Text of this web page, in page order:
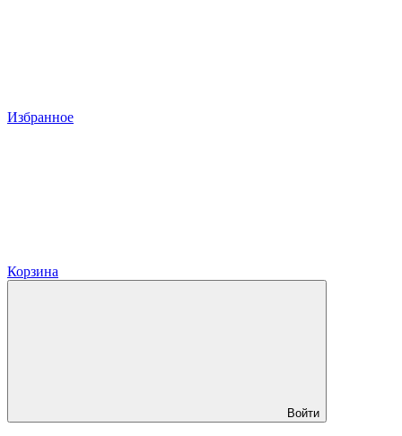
Избранное
Корзина
Войти